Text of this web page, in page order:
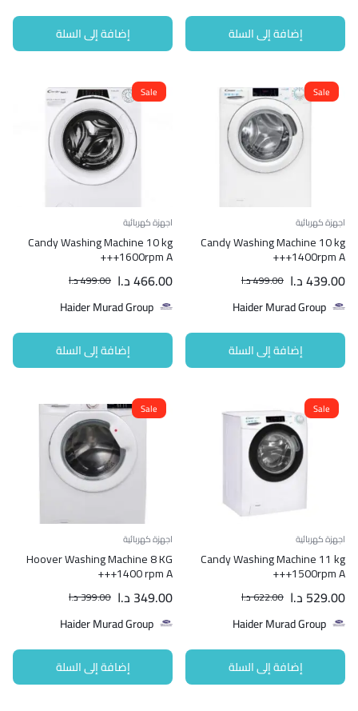
إضافة إلى السلة إضافة إلى السلة
Sale
اجهزة كهربائية
Candy Washing Machine 10 kg
1400rpm A+++
499.00د.ا 439.00د.ا
Haider Murad Group
إضافة إلى السلة
Sale
اجهزة كهربائية
Candy Washing Machine 10 kg
1600rpm A+++
499.00د.ا 466.00د.ا
Haider Murad Group
إضافة إلى السلة
Sale
اجهزة كهربائية
Candy Washing Machine 11 kg
1500rpm A+++
622.00د.ا 529.00 د.ا
Haider Murad Group
إضافة إلى السلة
Sale
اجهزة كهربائية
Hoover Washing Machine 8 KG
1400 rpm A+++
399.00د.ا 349.00 د.ا
Haider Murad Group
إضافة إلى السلة